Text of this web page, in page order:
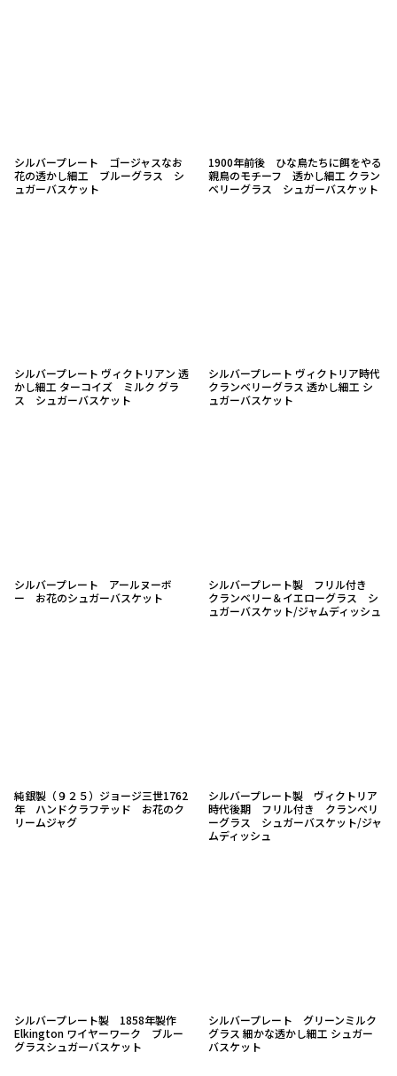
シルバープレート ゴージャスなお
花の透かし細工 ブルーグラス シ
ュガーバスケット
1900年前後 ひな鳥たちに餌をやる
親鳥のモチーフ 透かし細工 クラン
ベリーグラス シュガーバスケット
シルバープレート ヴィクトリアン 透
かし細工 ターコイズ ミルク グラ
ス シュガーバスケット
シルバープレート ヴィクトリア時代
クランベリーグラス 透かし細工 シ
ュガーバスケット
シルバープレート アールヌーボ
ー お花のシュガーバスケット
シルバープレート製 フリル付き
クランベリー＆イエローグラス シ
ュガーバスケット/ジャムディッシュ
純銀製（９２５）ジョージ三世1762
年 ハンドクラフテッド お花のク
リームジャグ
シルバープレート製 ヴィクトリア
時代後期 フリル付き クランベリ
ーグラス シュガーバスケット/ジャ
ムディッシュ
シルバープレート製 1858年製作
Elkington ワイヤーワーク ブルー
グラスシュガーバスケット
シルバープレート グリーンミルク
グラス 細かな透かし細工 シュガー
バスケット